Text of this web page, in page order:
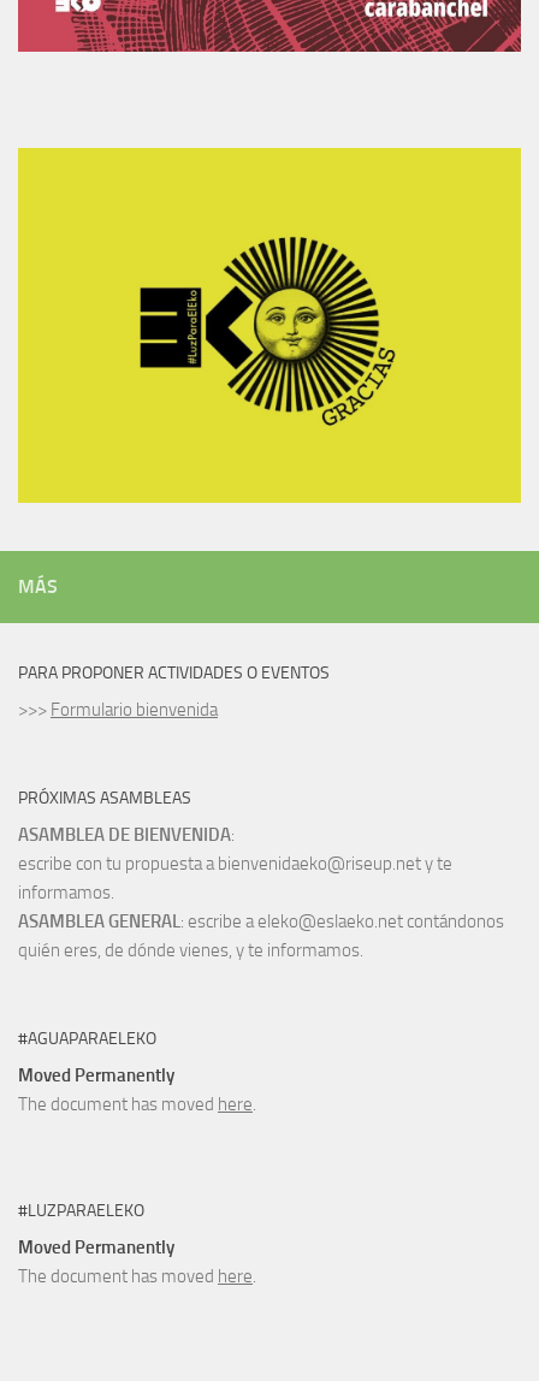
MÁS
PARA PROPONER ACTIVIDADES O EVENTOS
>>> Formulario bienvenida
PRÓXIMAS ASAMBLEAS
ASAMBLEA DE BIENVENIDA:
escribe con tu propuesta a bienvenidaeko@riseup.net y te
informamos.
ASAMBLEA GENERAL: escribe a eleko@eslaeko.net contándonos
quién eres, de dónde vienes, y te informamos.
#AGUAPARAELEKO
Moved Permanently
The document has moved here.
#LUZPARAELEKO
Moved Permanently
The document has moved here.